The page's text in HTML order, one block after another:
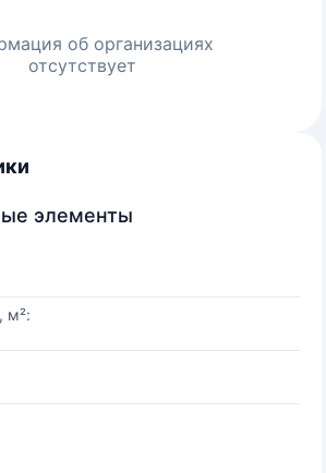
об организациях
отсутствует
элементы
м²: